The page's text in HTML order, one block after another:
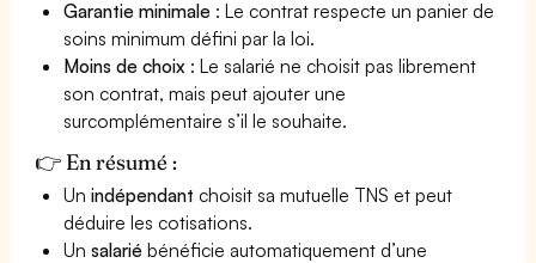
Garantie minimale : Le contrat respecte un panier de
soins minimum défini par la loi.
Moins de choix : Le salarié ne choisit pas librement
son contrat, mais peut ajouter une
surcomplémentaire s’il le souhaite.
👉 En résumé :
Unindépendant choisit sa mutuelle TNS et peut
déduire les cotisations.
Unsalarié bénéficie automatiquement d’une